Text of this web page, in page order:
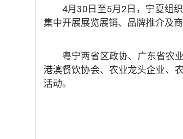
4月30日至5月2日，宁夏组
集中开展展览展销、品牌推介及商
粤宁两省区政协、广东省农
港澳餐饮协会、农业龙头企业、
活动。